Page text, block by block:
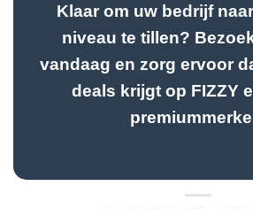
Klaar om uw bedrijf
niveau te tillen?
vandaag en zorg ervoor
deals krijgt op FIZZY